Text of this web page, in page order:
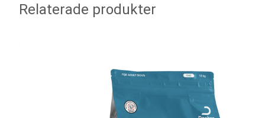
Relaterade produkter